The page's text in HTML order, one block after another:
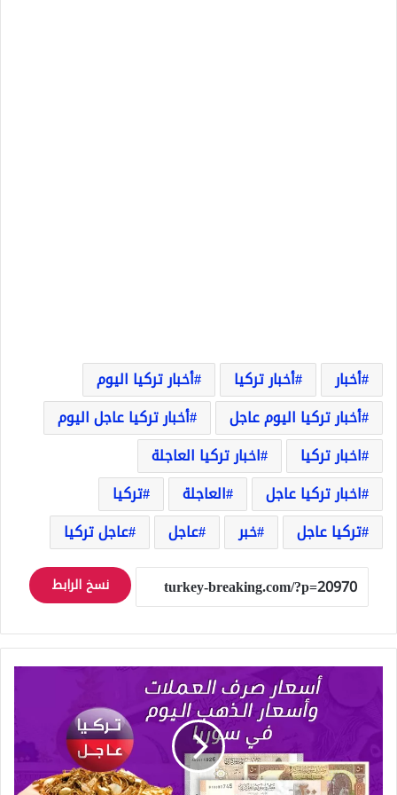
أخبار أخبار تركيا
أخبار تركيا اليوم
أخبار تركيا اليوم عاجل
أخبار تركيا عاجل اليوم
اخبار تركيا
اخبار تركيا العاجلة
اخبار تركيا عاجل
العاجلة
تركيا
تركيا عاجل
خبر عاجل عاجل تركيا
نسخ الرابط
مقابل
الليرة